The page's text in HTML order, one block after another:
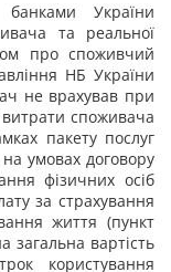
України
та реальної
про споживчий
НБ України
не врахував при
витрати споживача
пакету послуг
умовах договору
фізичних осіб
за страхування
життя (пункт
загальна вартість
користування